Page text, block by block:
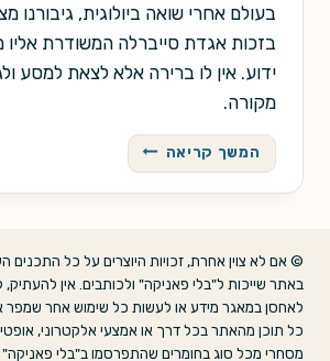
בעולם אחרי שואה ביולוגית, גיבורנו
בזכות אגדת סייברלה המשודרת אליו
ידוע. אין לו ברירה אלא לצאת למסע
מקורה.
המשך קריאה סייברלה
© אם לא צוין אחרת, זכויות היוצרים על כל התכנים
באתר שייכות ל"בלי פאניקה" ולכותבים. אין
לאחסן במאגר מידע או לעשות כל שימוש אחר שמפר
כל תוכן מהאתר בכל דרך או אמצעי אלקטרוני,
מסחרי מכל סוג בחומרים שהתפרסמו ב"בלי